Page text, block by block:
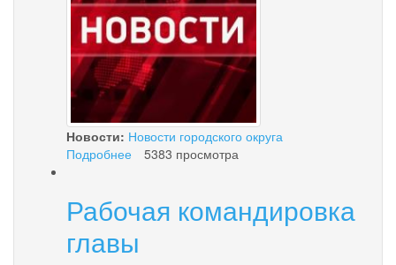
Новости: Новости городского округа
Подробнее
дня
молодёжи
5383 просмотра
Рабочая командировка
главы